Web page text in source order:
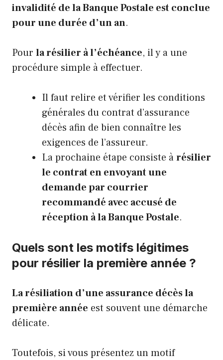
invalidité de la Banque Postale est conclue
pour une durée d’un an.
Pour la résilier à l’échéance, il y a une
procédure simple à effectuer.
Il faut relire et vérifier les conditions
générales du contrat d’assurance
décès afin de bien connaître les
exigences de l’assureur.
La prochaine étape consiste àrésilier
le contrat en envoyant une
demande par courrier
recommandé avec accusé de
réception à la Banque Postale.
Quels sont les motifs légitimes
pour résilier la première année ?
La résiliation d’une assurance décès la
première année est souvent une démarche
délicate.
Toutefois, si vous présentez un motif